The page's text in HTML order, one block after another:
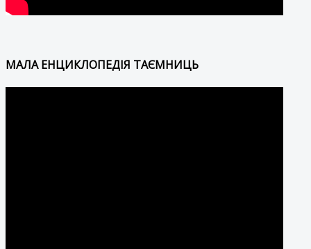
МАЛА ЕНЦИКЛОПЕДІЯ ТАЄМНИЦЬ